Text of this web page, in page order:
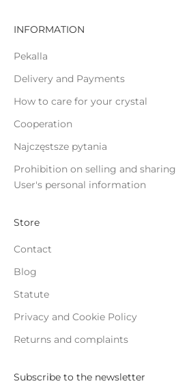
INFORMATION
Pekalla
Delivery and Payments
How to care for your crystal
Cooperation
Najczęstsze pytania
Prohibition on selling and sharing
User's personal information
Store
Contact
Blog
Statute
Privacy and Cookie Policy
Returns and complaints
Subscribe to the newsletter